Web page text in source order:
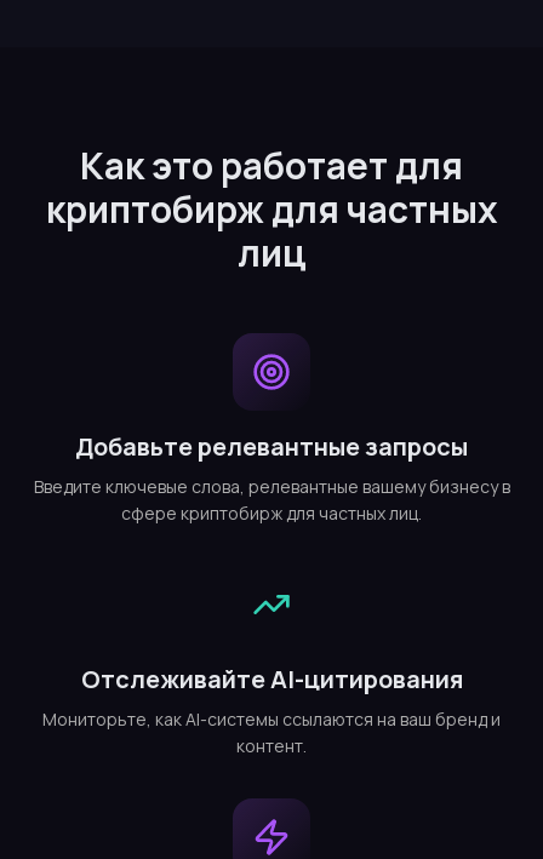
Как это работает для
криптобирж для частных
лиц
Добавьте релевантные запросы
Введите ключевые слова, релевантные вашему бизнесу в
сфере криптобирж для частных лиц.
Отслеживайте AI-цитирования
Мониторьте, как AI-системы ссылаются на ваш бренд и
контент.